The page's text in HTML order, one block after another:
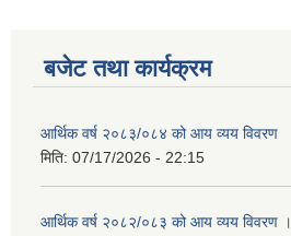
बजेट तथा कार्यक्रम
आर्थिक वर्ष २०८३/०८४ को आय व्यय विवरण
मिति: 07/17/2026 - 22:15
आर्थिक वर्ष २०८२/०८३ को आय व्यय विवरण ।